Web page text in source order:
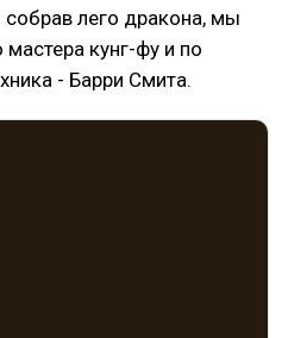
собрав лего дракона, мы
мастера кунг-фу и по
- Барри Смита.